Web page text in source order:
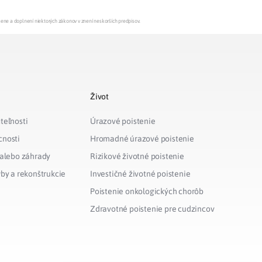
a doplnení niektorých zákonov v znení neskorších predpisov.
záhrady
a rekonštrukcie
Život
Úrazové poistenie
Hromadné úrazové poistenie
Rizikové životné poistenie
Investičné životné poistenie
Poistenie onkologických chorôb
Zdravotné poistenie pre cudzincov